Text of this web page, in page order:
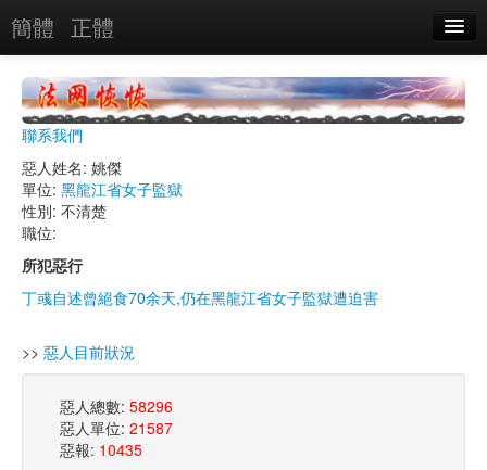
簡體 正體
惡報實例
惡人圖片
惡人單位
單位圖片
搜索
關於
聯系我們
惡人姓名: 姚傑
單位: 黑龍江省女子監獄
性別: 不清楚
職位:
所犯惡行
丁彧自述曾絕食70余天,仍在黑龍江省女子監獄遭迫害
>> 惡人目前狀況
惡人總數: 58296
惡人單位: 21587
惡報: 10435